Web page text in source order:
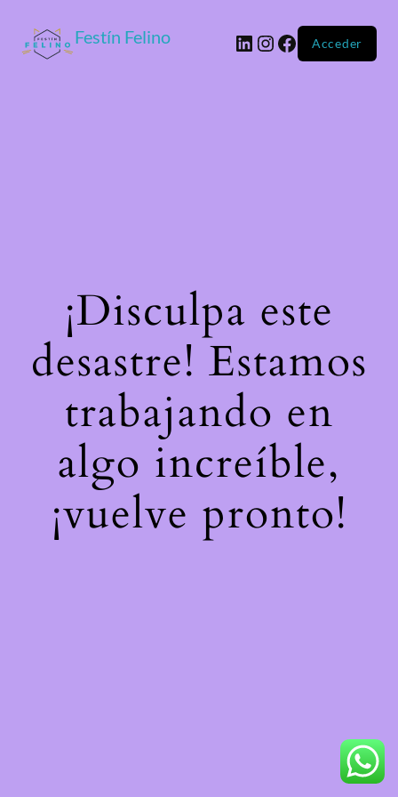
Festín Felino Acceder
¡Disculpa este
desastre! Estamos
trabajando en
algo increíble,
¡vuelve pronto!